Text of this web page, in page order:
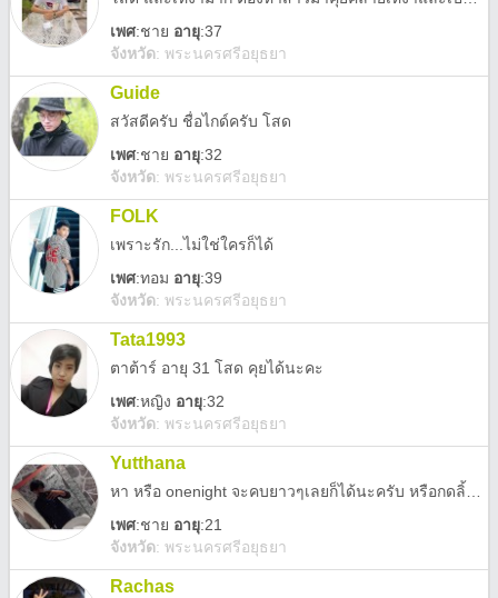
เพศ:ชาย อายุ:37
จังหวัด: พระนครศรีอยุธยา
Guide
สวัสดีครับ ชื่อไกด์ครับ โสด
เพศ:ชาย อายุ:32
จังหวัด: พระนครศรีอยุธยา
FOLK
เพราะรัก...ไม่ใช่ใครก็ได้
เพศ:ทอม อายุ:39
จังหวัด: พระนครศรีอยุธยา
Tata1993
ตาต้าร์ อายุ 31 โสด คุยได้นะคะ
เพศ:หญิง อายุ:32
จังหวัด: พระนครศรีอยุธยา
Yutthana
เพศ:ชาย อายุ:21
จังหวัด: พระนครศรีอยุธยา
Rachas